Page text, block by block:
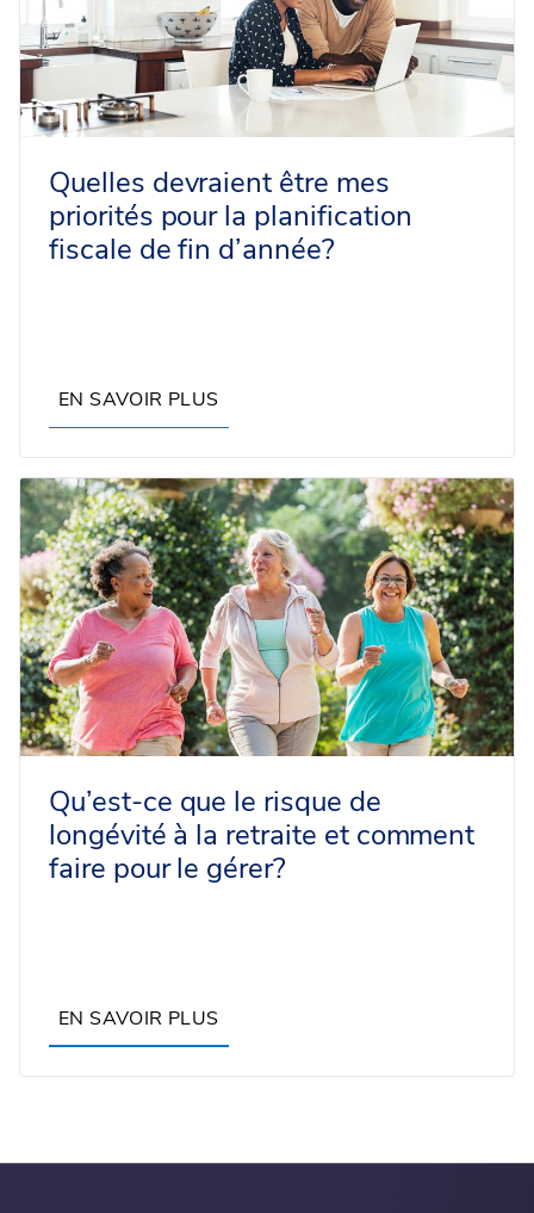
Quelles devraient être mes
priorités pour la planification
fiscale de fin d’année?
EN SAVOIR PLUS
Qu’est-ce que le risque de
longévité à la retraite et comment
faire pour le gérer?
EN SAVOIR PLUS